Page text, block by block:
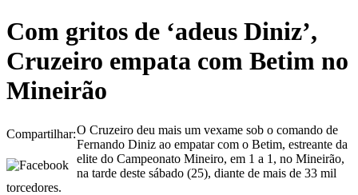
Com gritos de ‘adeus Diniz’,
Cruzeiro empata com Betim no
Mineirão
Compartilhar:O Cruzeiro deu mais um vexame sob o comando de
Fernando Diniz ao empatar com o Betim, estreante da
elite do Campeonato Mineiro, em 1 a 1, no Mineirão,
na tarde deste sábado (25), diante de mais de 33 mil
torcedores.